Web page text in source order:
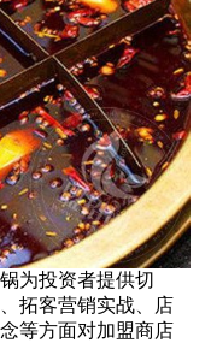
为投资者提供切
拓客营销实战、店
等方面对加盟商店